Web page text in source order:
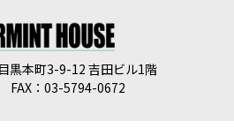
本町3-9-12 吉田ビル1階
：03-5794-0672